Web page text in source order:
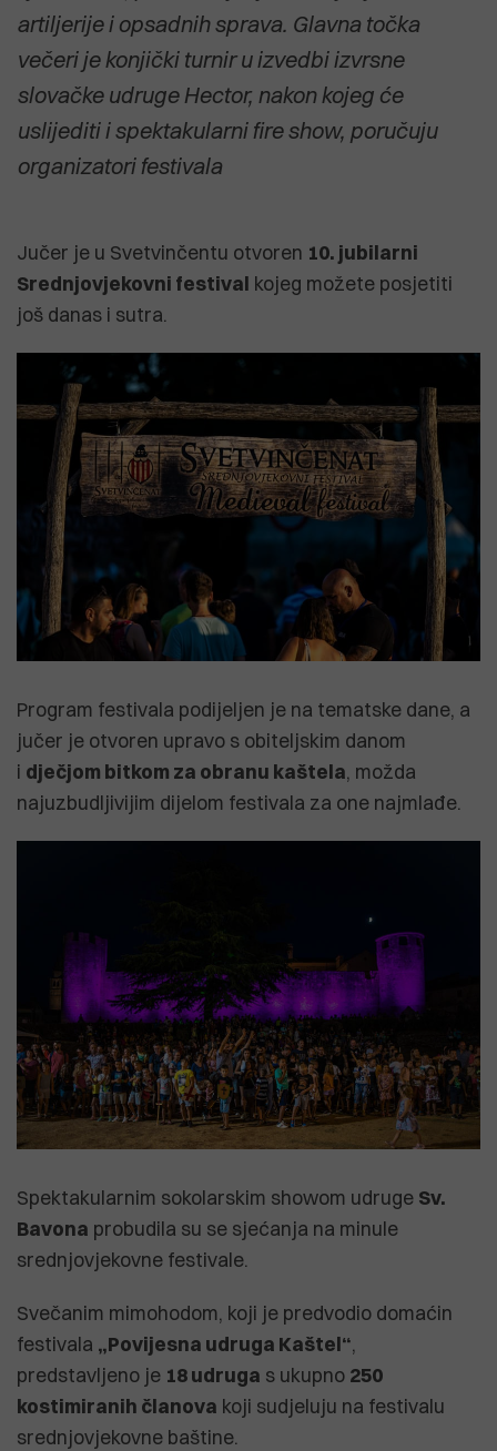
artiljerije i opsadnih sprava. Glavna točka
večeri je konjički turnir u izvedbi izvrsne
slovačke udruge Hector, nakon kojeg će
uslijediti i spektakularni fire show, poručuju
organizatori festivala
Jučer je u Svetvinčentu otvoren 10. jubilarni
Srednjovjekovni festival kojeg možete posjetiti
još danas i sutra.
Program festivala podijeljen je na tematske dane, a
jučer je otvoren upravo s obiteljskim danom
i dječjom bitkom za obranu kaštela, možda
najuzbudljivijim dijelom festivala za one najmlađe.
Spektakularnim sokolarskim showom udruge Sv.
Bavona probudila su se sjećanja na minule
srednjovjekovne festivale.
Svečanim mimohodom, koji je predvodio domaćin
festivala „Povijesna udruga Kaštel“,
predstavljeno je 18 udruga s ukupno 250
kostimiranih članova koji sudjeluju na festivalu
srednjovjekovne baštine.